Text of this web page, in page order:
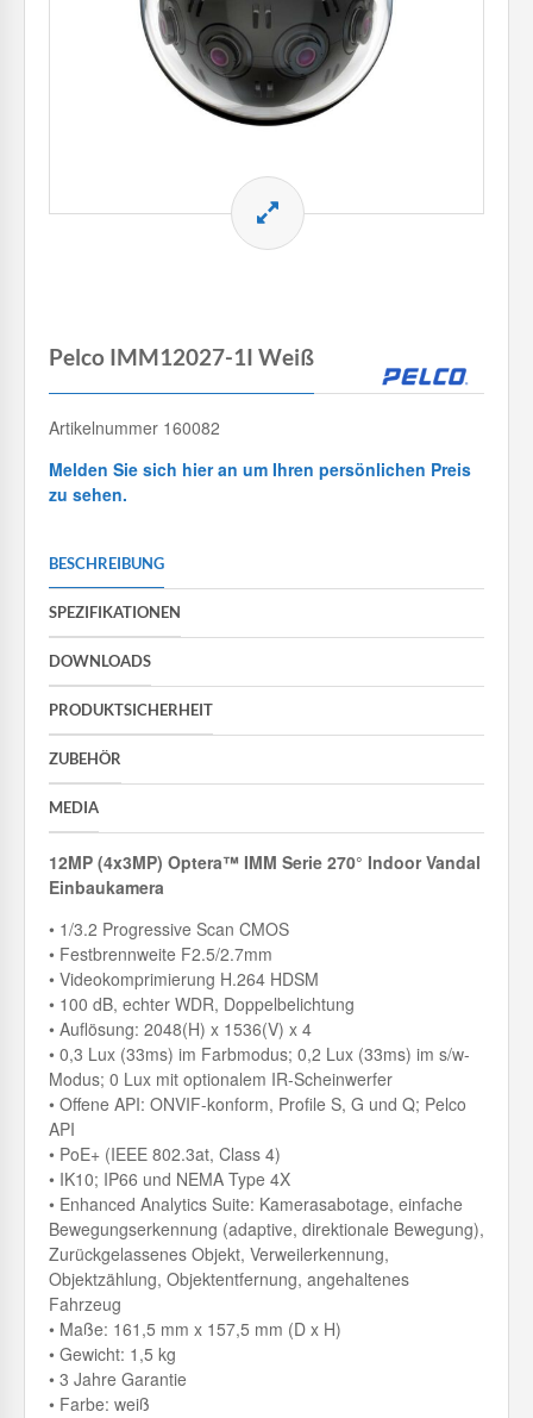
Pelco IMM12027-1I Weiß
Artikelnummer 160082
Melden Sie sich hier an um Ihren persönlichen Preis
zu sehen.
BESCHREIBUNG
SPEZIFIKATIONEN
DOWNLOADS
PRODUKTSICHERHEIT
ZUBEHÖR
MEDIA
12MP (4x3MP) Optera™ IMM Serie 270° Indoor Vandal
Einbaukamera
• 1/3.2 Progressive Scan CMOS
• Festbrennweite F2.5/2.7mm
• Videokomprimierung H.264 HDSM
• 100 dB, echter WDR, Doppelbelichtung
• Auflösung: 2048(H) x 1536(V) x 4
• 0,3 Lux (33ms) im Farbmodus; 0,2 Lux (33ms) im s/w-
Modus; 0 Lux mit optionalem IR-Scheinwerfer
• Offene API: ONVIF-konform, Profile S, G und Q; Pelco
API
• PoE+ (IEEE 802.3at, Class 4)
• IK10; IP66 und NEMA Type 4X
• Enhanced Analytics Suite: Kamerasabotage, einfache
Bewegungserkennung (adaptive, direktionale Bewegung),
Zurückgelassenes Objekt, Verweilerkennung,
Objektzählung, Objektentfernung, angehaltenes
Fahrzeug
• Maße: 161,5 mm x 157,5 mm (D x H)
• Gewicht: 1,5 kg
• 3 Jahre Garantie
• Farbe: weiß